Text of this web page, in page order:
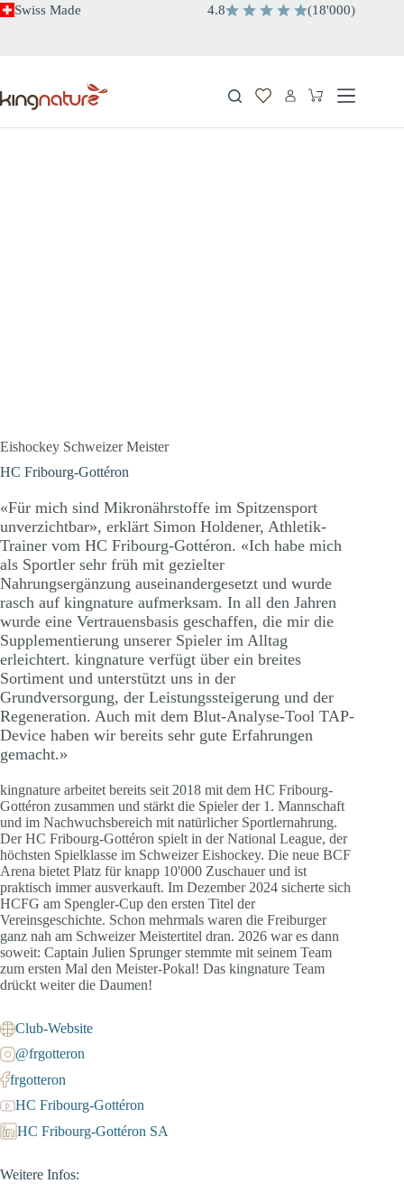
ZumSwiss Made 4.8 (18'000)
Warenkorb
Eishockey Schweizer Meister
HC Fribourg-Gottéron
«Für mich sind Mikronährstoffe im Spitzensport
unverzichtbar», erklärt Simon Holdener, Athletik-
Trainer vom HC Fribourg-Gottéron. «Ich habe mich
als Sportler sehr früh mit gezielter
Nahrungsergänzung auseinandergesetzt und wurde
rasch auf kingnature aufmerksam. In all den Jahren
wurde eine Vertrauensbasis geschaffen, die mir die
Supplementierung unserer Spieler im Alltag
erleichtert. kingnature verfügt über ein breites
Sortiment und unterstützt uns in der
Grundversorgung, der Leistungssteigerung und der
Regeneration. Auch mit dem Blut-Analyse-Tool TAP-
Device haben wir bereits sehr gute Erfahrungen
gemacht.»
kingnature arbeitet bereits seit 2018 mit dem HC Fribourg-
Gottéron zusammen und stärkt die Spieler der 1. Mannschaft
und im Nachwuchsbereich mit natürlicher Sportlernahrung.
Der HC Fribourg-Gottéron spielt in der National League, der
höchsten Spielklasse im Schweizer Eishockey. Die neue BCF
Arena bietet Platz für knapp 10'000 Zuschauer und ist
praktisch immer ausverkauft. Im Dezember 2024 sicherte sich
HCFG am Spengler-Cup den ersten Titel der
Vereinsgeschichte. Schon mehrmals waren die Freiburger
ganz nah am Schweizer Meistertitel dran. 2026 war es dann
soweit: Captain Julien Sprunger stemmte mit seinem Team
zum ersten Mal den Meister-Pokal! Das kingnature Team
drückt weiter die Daumen!
Club-Website
@frgotteron
frgotteron
HC Fribourg-Gottéron
HC Fribourg-Gottéron SA
Weitere Infos: